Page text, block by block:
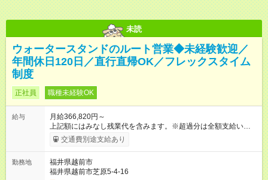
未読
ウォータースタンドのルート営業◆未経験歓迎／
年間休日120日／直行直帰OK／フレックスタイム
制度
正社員 職種未経験OK
給与
月給366,820円～
上記額にはみなし残業代を含みます。※超過分は全額支給いたし
ます。 みなし残業代 45,520円／月 みなし残業時間 20時間／月
【試用期間】試用期間あり 試用期間の長さ：3ヶ月 ※ 雇用形態
採用（契約社員） 給与：日給 16,000円以上
交通費別途支給あり
勤務地
福井県越前市
福井県越前市芝原5-4-16